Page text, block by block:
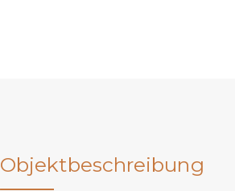
Objektbeschreibung